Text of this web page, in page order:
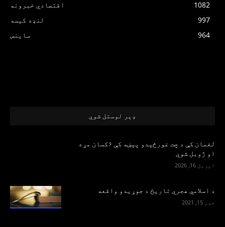
اقتصادي خبرونه
1082
لنډه کیسه
997
ساینس
964
ډېر لوستل شوي
لغمان کې د چت غورځېدو پېښه کې ۶کسان مړه
او ژوبل شوي
اپریل 16, 2026
د اسلامي هجري تاریخ د جوړیدو واقعه
جون 15, 2021